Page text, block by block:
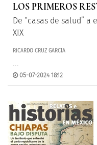
LOS PRIMEROS
De “casas de salud”
XIX
RICARDO CRUZ GARCÍA
...
05-07-2024 18:12